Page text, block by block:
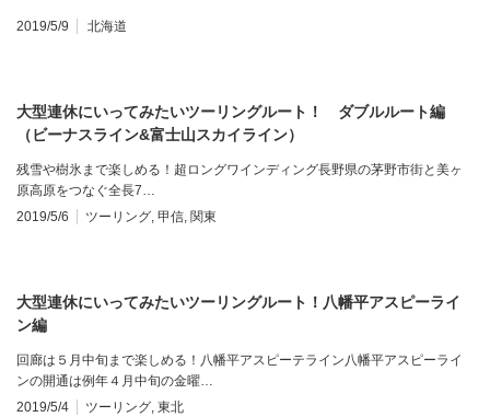
2019/5/9 北海道
大型連休にいってみたいツーリングルート！ ダブルルート編
（ビーナスライン&富士山スカイライン）
残雪や樹氷まで楽しめる！超ロングワインディング長野県の茅野市街と美ヶ
原高原をつなぐ全長7…
2019/5/6
ツーリング, 甲信, 関東
大型連休にいってみたいツーリングルート！八幡平アスピーライ
ン編
回廊は５月中旬まで楽しめる！八幡平アスピーテライン八幡平アスピーライ
ンの開通は例年４月中旬の金曜…
2019/5/4
ツーリング, 東北